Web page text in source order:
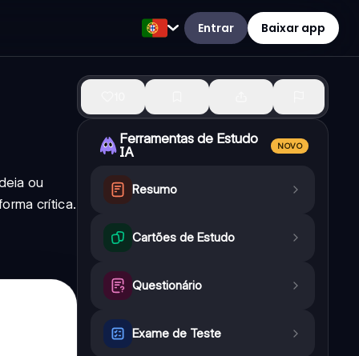
Entrar Baixar app
ou
crítica.
Ferramentas de Estudo
IA
NOVO
Resumo
Cartões de Estudo
Questionário
Exame de Teste